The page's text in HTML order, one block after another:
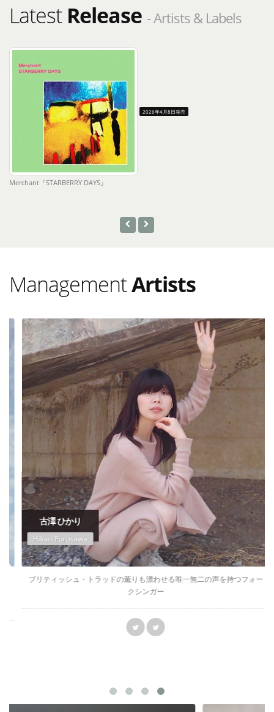
Latest Release - Artists & Labels
2026年4月8日発売
Merchant『STARBERRY DAYS』
ManagementArtists
古澤 ひかり
Hikari Furusawa
ブリティッシュ・トラッドの薫りも漂わせる唯一無二の声を持つフォー
クシンガー